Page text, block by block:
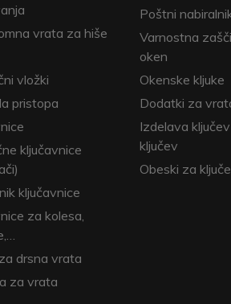
vrata za hiše
vložki
pristopa
ključavnice
ključavnice
za kolesa,
drsna vrata
za vrata
Poštni
Varnostna
oken
Okenske kljuke
Dodatki za
Izdelava
ključev
Obeski za ključe